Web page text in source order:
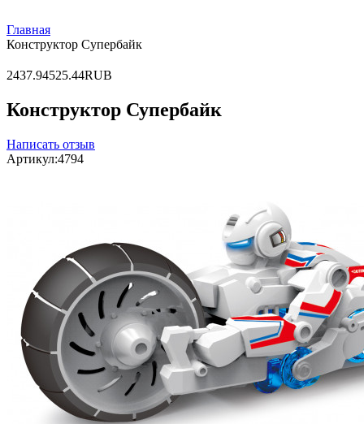
Главная
Конструктор Супербайк
2437.94525.44RUB
Конструктор Супербайк
Написать отзыв
Артикул:4794